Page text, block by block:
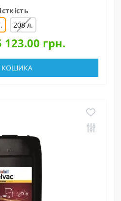
208 л.
123.00 грн.
КОШИКА